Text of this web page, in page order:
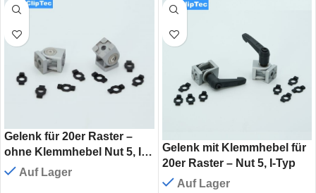
Gelenk für 20er Raster –
ohne Klemmhebel Nut 5, I-
TypAuf Lager
Gelenk mit Klemmhebel für
20er Raster – Nut 5, I-Typ
Auf Lager